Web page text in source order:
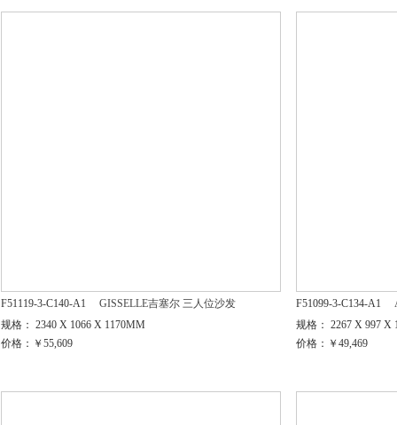
F51119-3-C140-A1
GISSELLE吉塞尔 三人位沙发
规格： 2340 X 1066 X 1170MM
价格：￥55,609
F51099-3-C134-A1
规格： 2267 X 997 X
价格：￥49,469